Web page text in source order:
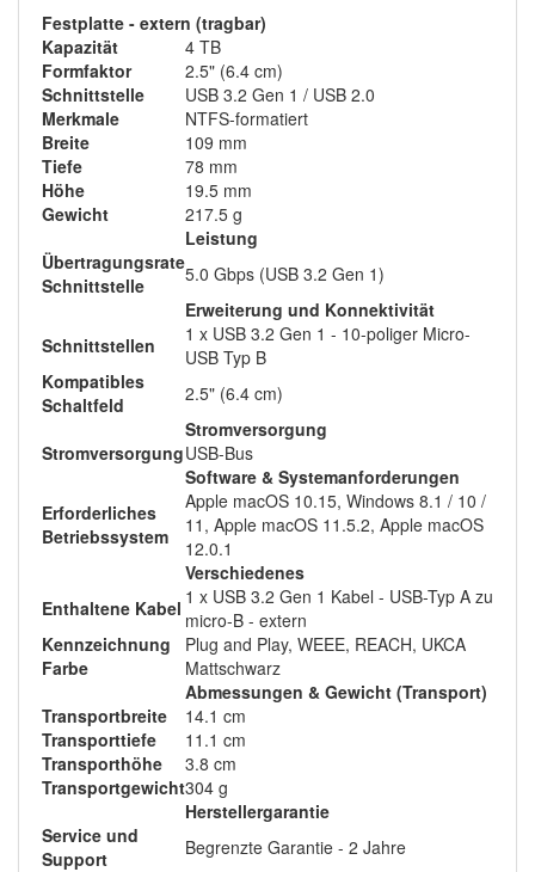
Festplatte - extern (tragbar)
Kapazität
4 TB
Formfaktor
2.5" (6.4 cm)
Schnittstelle
USB 3.2 Gen 1 / USB 2.0
Merkmale
NTFS-formatiert
Breite
109 mm
Tiefe
78 mm
Höhe
19.5 mm
Gewicht
217.5 g
Leistung
Übertragungsrate
Schnittstelle
5.0 Gbps (USB 3.2 Gen 1)
Erweiterung und Konnektivität
Schnittstellen
1 x USB 3.2 Gen 1 - 10-poliger Micro-
USB Typ B
Kompatibles
Schaltfeld
2.5" (6.4 cm)
Stromversorgung
StromversorgungUSB-Bus
Software & Systemanforderungen
Erforderliches
Betriebssystem
Apple macOS 10.15, Windows 8.1 / 10 /
11, Apple macOS 11.5.2, Apple macOS
12.0.1
Verschiedenes
Enthaltene Kabel 1 x USB 3.2 Gen 1 Kabel - USB-Typ A zu
micro-B - extern
Kennzeichnung
Plug and Play, WEEE, REACH, UKCA
Farbe
Mattschwarz
Abmessungen & Gewicht (Transport)
Transportbreite
14.1 cm
Transporttiefe
11.1 cm
Transporthöhe
3.8 cm
Transportgewicht304 g
Herstellergarantie
Service und
Support
Begrenzte Garantie - 2 Jahre